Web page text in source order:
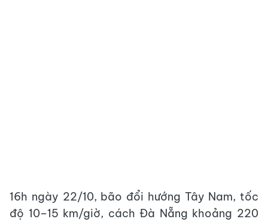
16h ngày 22/10, bão đổi hướng Tây Nam, tốc
độ 10–15 km/giờ, cách Đà Nẵng khoảng 220